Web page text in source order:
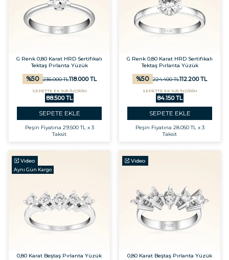
G Renk 0,80 Karat HRD Sertifikalı
Tektaş Pırlanta Yüzük
%50 236.000TL118.000TL
SEPETTE EK %25 İNDİRİM
88.500 TL
SEPETE EKLE
Peşin Fiyatına 29.500 TL x 3
Taksit
G Renk 0,80 Karat HRD Sertifikalı
Tektaş Pırlanta Yüzük
%50 224.400TL112.200TL
SEPETTE EK %25 İNDİRİM
84.150 TL
SEPETE EKLE
Peşin Fiyatına 28.050 TL x 3
Taksit
Video
Aynı Gün Kargo
0,80 Karat Beştaş Pırlanta Yüzük
Video
0,80 Karat Beştaş Pırlanta Yüzük